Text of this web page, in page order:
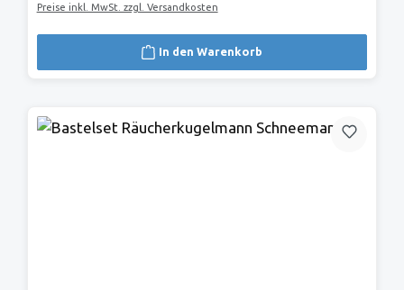
Preise inkl. MwSt. zzgl. Versandkosten
In den Warenkorb